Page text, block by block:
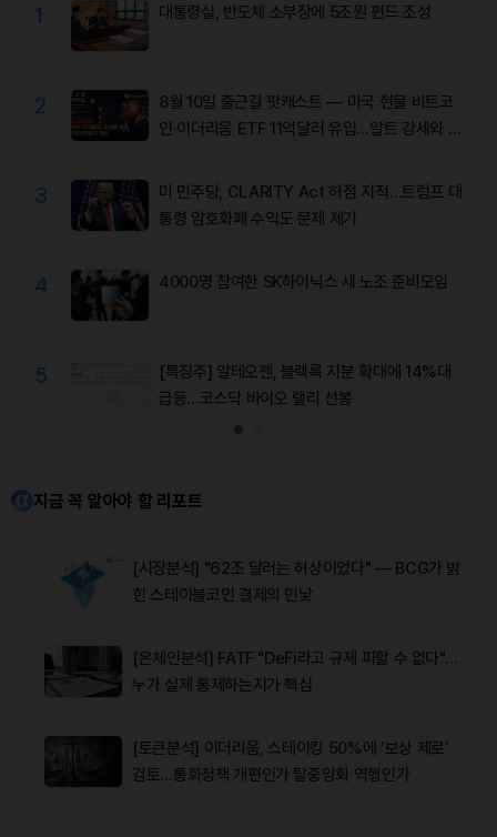
1 대통령실, 반도체 소부장에 5조원 펀드 조성
2
8월 10일 출근길 팟캐스트 — 미국 현물 비트코
인·이더리움 ETF 11억달러 유입…알트 강세와 숏
3
미 민주당, CLARITY Act 허점 지적…트럼프 대
통령 암호화폐 수익도 문제 제기
4 4000명 참여한 SK하이닉스 새 노조 준비모임
5
[특징주] 알테오젠, 블랙록 지분 확대에 14%대
급등…코스닥 바이오 랠리 선봉
지금 꼭 알아야 할 리포트
[시장분석] "62조 달러는 허상이었다" — BCG가 밝
힌 스테이블코인 결제의 민낯
[온체인분석] FATF "DeFi라고 규제 피할 수 없다"…
누가 실제 통제하는지가 핵심
[토큰분석] 이더리움, 스테이킹 50%에 ‘보상 제로’
검토…통화정책 개편인가 탈중앙화 역행인가